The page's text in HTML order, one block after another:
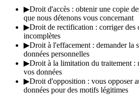
▶Droit d'accès : obtenir une copie
que nous détenons vous concernant
▶Droit de rectification : corriger des
incomplètes
▶Droit à l'effacement : demander la
données personnelles
▶Droit à la limitation du traitement :
vos données
▶Droit d'opposition : vous opposer
données pour des motifs légitimes